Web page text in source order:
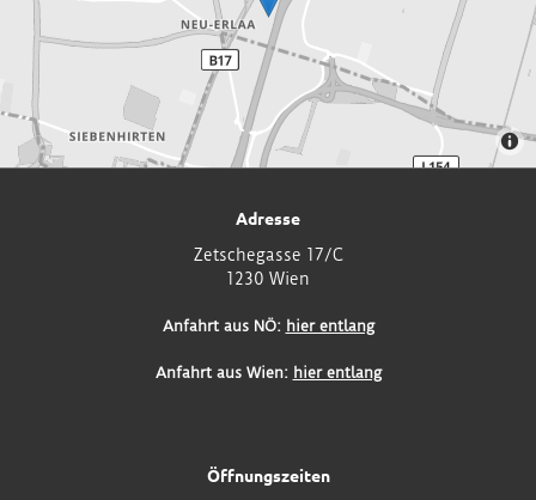
Adresse
Zetschegasse 17/C
1230 Wien
Anfahrt aus NÖ: hier entlang
Anfahrt aus Wien: hier entlang
Öffnungszeiten